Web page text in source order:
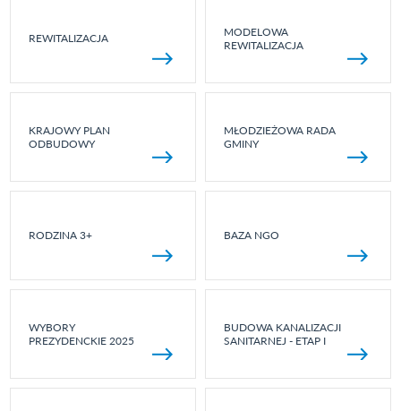
REWITALIZACJA
MODELOWA
REWITALIZACJA
KRAJOWY PLAN
ODBUDOWY
MŁODZIEŻOWA RADA
GMINY
RODZINA 3+ BAZA NGO
WYBORY
PREZYDENCKIE 2025
BUDOWA KANALIZACJI
SANITARNEJ - ETAP I